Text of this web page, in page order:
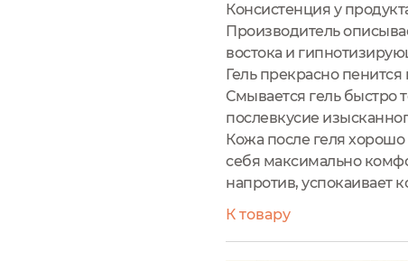
Консистенция у
Производитель
востока и
Гель прекрасно пенится
Смывается гель быстро
послевкусие
Кожа после геля
себя максимально
напротив, успокаивает
К товару